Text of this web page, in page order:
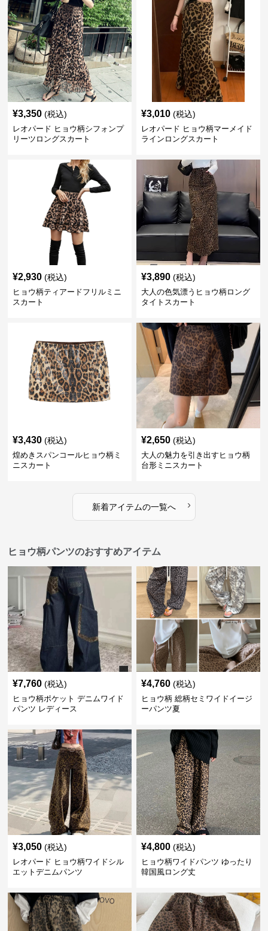
¥3,350 (税込)
レオパード ヒョウ柄シフォンプ
リーツロングスカート
¥3,010 (税込)
レオパード ヒョウ柄マーメイド
ラインロングスカート
¥2,930 (税込)
ヒョウ柄ティアードフリルミニ
スカート
¥3,890 (税込)
大人の色気漂うヒョウ柄ロング
タイトスカート
¥3,430 (税込)
煌めきスパンコールヒョウ柄ミ
ニスカート
¥2,650 (税込)
大人の魅力を引き出すヒョウ柄
台形ミニスカート
新着アイテムの一覧へ ›
ヒョウ柄パンツのおすすめアイテム
¥7,760 (税込)
ヒョウ柄ポケット デニムワイド
パンツ レディース
¥4,760 (税込)
ヒョウ柄 総柄セミワイドイージ
ーパンツ夏
¥3,050 (税込)
レオパード ヒョウ柄ワイドシル
エットデニムパンツ
¥4,800 (税込)
ヒョウ柄ワイドパンツ ゆったり
韓国風ロング丈